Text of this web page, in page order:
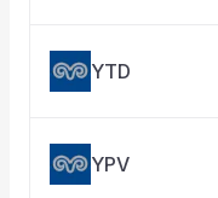
YTD
YPV